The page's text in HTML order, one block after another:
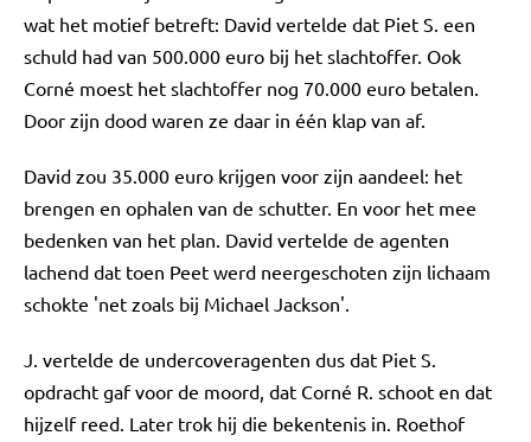
wat het motief betreft: David vertelde dat Piet S. een
schuld had van 500.000 euro bij het slachtoffer. Ook
Corné moest het slachtoffer nog 70.000 euro betalen.
Door zijn dood waren ze daar in één klap van af.
David zou 35.000 euro krijgen voor zijn aandeel: het
brengen en ophalen van de schutter. En voor het mee
bedenken van het plan. David vertelde de agenten
lachend dat toen Peet werd neergeschoten zijn lichaam
schokte 'net zoals bij Michael Jackson'.
J. vertelde de undercoveragenten dus dat Piet S.
opdracht gaf voor de moord, dat Corné R. schoot en dat
hijzelf reed. Later trok hij die bekentenis in. Roethof